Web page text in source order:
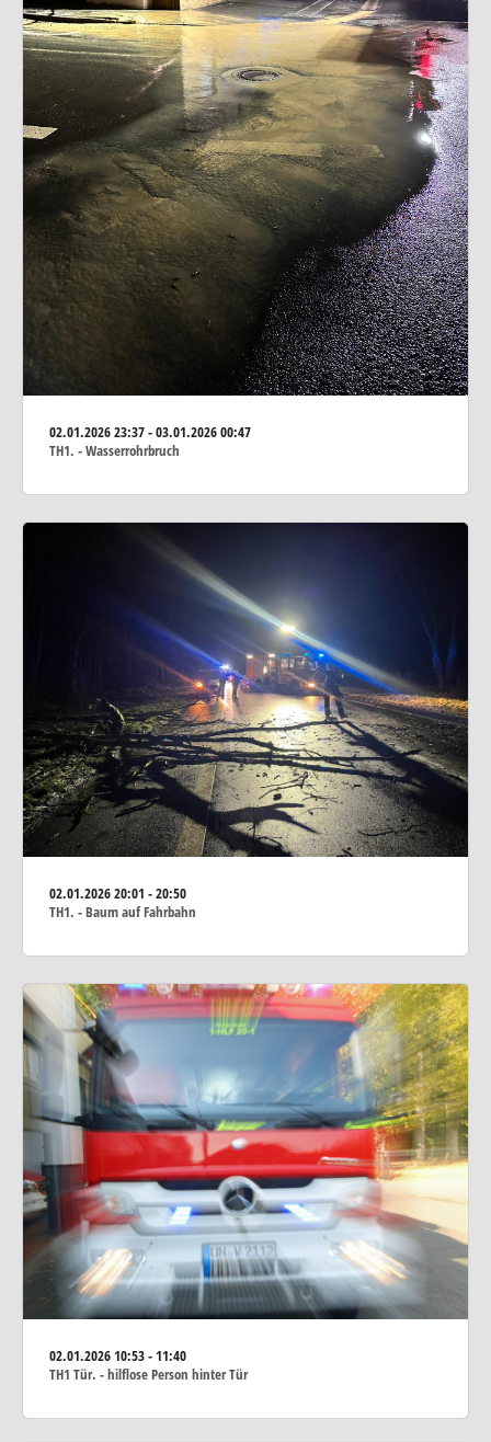
02.01.202623:37 - 03.01.2026 00:47
TH1. - Wasserrohrbruch
02.01.202620:01 - 20:50
TH1. - Baum auf Fahrbahn
02.01.202610:53 - 11:40
TH1 Tür. - hilflose Person hinter Tür